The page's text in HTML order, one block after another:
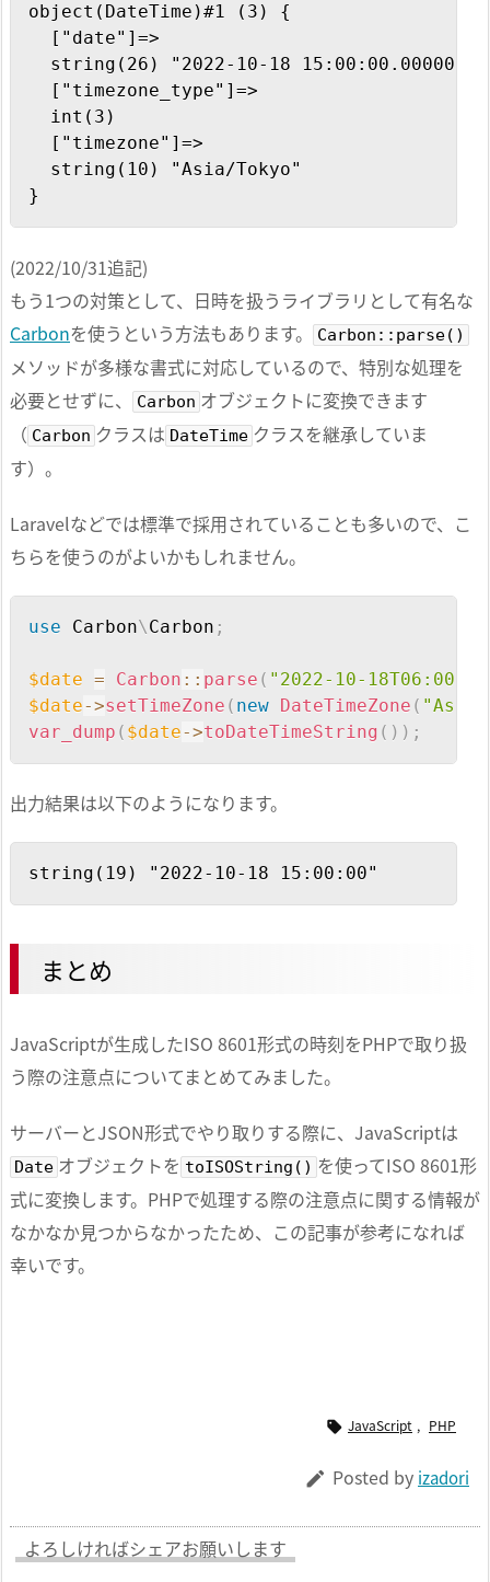
object(DateTime)#1 (3) {
  ["date"]=>
  string(26) "2022-10-18 15:00:00.000000"
  ["timezone_type"]=>
  int(3)
  ["timezone"]=>
  string(10) "Asia/Tokyo"
}
(2022/10/31追記)
もう1つの対策として、日時を扱うライブラリとして有名な
Carbonを使うという方法もあります。 Carbon::parse()
メソッドが多様な書式に対応しているので、特別な処理を
必要とせずに、
Carbon オブジェクトに変換できます
（ Carbon クラスは DateTime クラスを継承していま
す）。
Laravelなどでは標準で採用されていることも多いので、こ
ちらを使うのがよいかもしれません。
use Carbon\ Carbon ;
$date = Carbon :: parse ( "2022-10-
$date->setTimeZone ( new DateTimeZone ( "Asia/
var_dump ( $date->toDateTimeString ( ) ) ;
出力結果は以下のようになります。
string(19) "2022-10-18 15:00:00"
まとめ
JavaScriptが生成したISO 8601形式の時刻をPHPで取り扱
う際の注意点についてまとめてみました。
サーバーとJSON形式でやり取りする際に、JavaScriptは
Date オブジェクトを toISOString() を使ってISO 8601形
式に変換します。PHPで処理する際の注意点に関する情報が
なかなか見つからなかったため、この記事が参考になれば
幸いです。
 JavaScript , PHP
 Posted by izadori
よろしければシェアお願いします